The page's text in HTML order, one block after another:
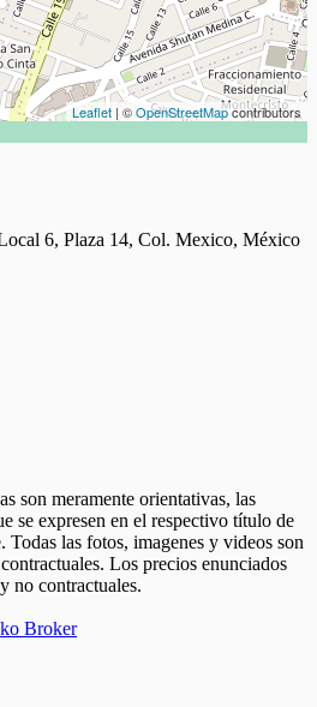
Leaflet | ©OpenStreetMapcontributors
6, Plaza 14, Col. Mexico, México
son meramente orientativas, las
se expresen en el respectivo título de
Todas las fotos, imagenes y videos son
Los precios enunciados
no contractuales.
Broker